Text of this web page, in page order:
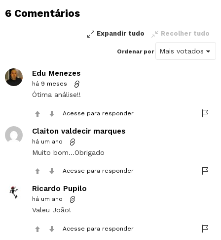
comentário
6 Comentários
Expandir tudo Recolher tudo
Ordenar por
Edu Menezes
há 9 meses
Ótima análise!!
Acesse para responder
Claiton valdecir marques
há um ano
Muito bom…Obrigado
Acesse para responder
Ricardo Pupilo
há um ano
Valeu João!
Acesse para responder